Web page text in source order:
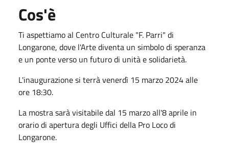
Cos'è
Ti aspettiamo al Centro Culturale "F. Parri" di
Longarone, dove l'Arte diventa un simbolo di speranza
e un ponte verso un futuro di unità e solidarietà.
L'inaugurazione si terrà venerdì 15 marzo 2024 alle
ore 18:30.
La mostra sarà visitabile dal 15 marzo all'8 aprile in
orario di apertura degli Uffici della Pro Loco di
Longarone.